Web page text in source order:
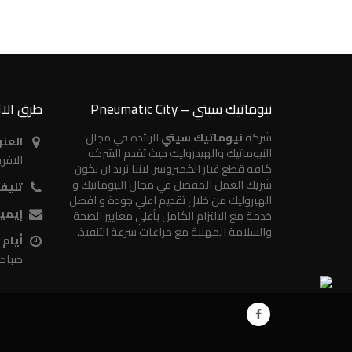
نيوماتيك سيتي – Pneumatic City
شركةنيوماتيك سيتيالرائدة في مجال
النيوماتيك والهيدروليك حيث تقدم الشركه
كافه قطع غيار الكمبروسر. لاننا نريد ان نكون
شريك العمل المفضل في مجال النيوماتيك و
الهيروليك من خلال تقديم اعلي جودة و افضل
خدمة مع الالتزام الكامل بأعلي معايير الصحة
والسلامة المهنية مع مراعات سرعة التنفيذ.
طرق
صباحاً